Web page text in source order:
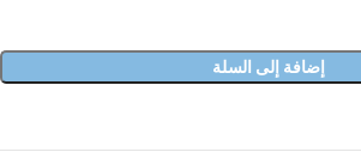
إضافة إلى السلة